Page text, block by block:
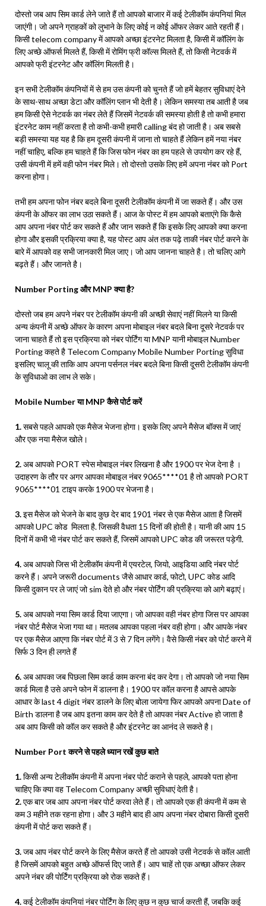
दोस्तो जब आप सिम कार्ड लेने जाते हैं तो आपको बाजार में कई टेलीकॉम कंपनियां मिल
जाएंगी। जो अपने ग्राहकों को लुभाने के लिए कोई न कोई ऑफर लेकर आते रहती हैं।
किसी telecom company में आपको अच्छा इंटरनेट मिलता है, किसी में कॉलिंग के
लिए अच्छे ऑफर्स मिलते हैं, किसी में रोमिंग फ्री कॉल्स मिलते हैं, तो किसी नेटवर्क में
आपको फ्री इंटरनेट और कॉलिंग मिलती है।
इन सभी टेलीकॉम कंपनियों में से हम उस कंपनी को चुनते हैं जो हमें बेहतर सुविधाएं देने
के साथ-साथ अच्छा डेटा और कॉलिंग प्लान भी देती है। लेकिन समस्या तब आती है जब
हम किसी ऐसे नेटवर्क का नंबर लेते हैं जिसमें नेटवर्क की समस्या होती है तो कभी हमारा
इंटरनेट काम नहीं करता है तो कभी-कभी हमारी calling बंद हो जाती है। अब सबसे
बड़ी समस्या यह यह है कि हम दूसरी कंपनी में जाना तो चाहते हैं लेकिन हमें नया नंबर
नहीं चाहिए, बल्कि हम चाहते हैं कि जिस फोन नंबर का हम पहले से उपयोग कर रहे हैं,
उसी कंपनी में हमें वही फोन नंबर मिले। तो दोस्तो उसके लिए हमें अपना नंबर को Port
करना होगा।
तभी हम अपना फोन नंबर बदले बिना दूसरी टेलीकॉम कंपनी में जा सकते हैं। और उस
कंपनी के ऑफर का लाभ उठा सकते हैं। आज के पोस्ट में हम आपको बताएंगे कि कैसे
आप अपना नंबर पोर्ट कर सकते हैं और जान सकते हैं कि इसके लिए आपको क्या करना
होगा और इसकी प्रक्रिया क्या है, यह पोस्ट आप अंत तक पढ़े ताकी नंबर पोर्ट करने के
बारे में आपको वह सभी जानकारी मिल जाए। जो आप जानना चाहते है। तो चलिए आगे
बढ़ते हैं। और जानते है।
Number Porting और MNP क्या है?
दोस्तो जब हम अपने नंबर पर टेलीकॉम कंपनी की अच्छी सेवाएं नहीं मिलने या किसी
अन्य कंपनी में अच्छे ऑफर के कारण अपना मोबाइल नंबर बदले बिना दूसरे नेटवर्क पर
जाना चाहते हैं तो इस प्रक्रिया को नंबर पोर्टिंग या MNP यानी मोबाइल Number
Porting कहते है Telecom Company Mobile Number Porting सुविधा
इसलिए चालू की ताकि आप अपना पर्सनल नंबर बदले बिना किसी दूसरी टेलीकॉम कंपनी
के सुविधाओ का लाभ ले सके।
Mobile Number या MNP कैसे पोर्ट करें
1.सबसे पहले आपको एक मैसेज भेजना होगा। इसके लिए अपने मैसेज बॉक्स में जाएं
और एक नया मैसेज खोले।
2.अब आपको PORT स्पेस मोबाइल नंबर लिखना है और 1900 पर भेज देना है ।
उदाहरण के तौर पर अगर आपका मोबाइल नंबर 9065****01 है तो आपको PORT
9065****01 टाइप करके 1900 पर भेजना है।
3.इस मैसेज को भेजने के बाद कुछ देर बाद 1901 नंबर से एक मैसेज आता है जिसमें
आपको UPC कोड मिलता है. जिसकी वैधता 15 दिनों की होती है। यानी की आप 15
दिनों में कभी भी नंबर पोर्ट कर सकते हैं, जिसमें आपको UPC कोड की जरूरत पड़ेगी.
4.अब आपको जिस भी टेलीकॉम कंपनी में एयरटेल, जियो, आइडिया आदि नंबर पोर्ट
करने हैं। अपने जरूरी documents जैसे आधार कार्ड, फोटो, UPC कोड आदि
किसी दुकान पर ले जाएं जो sim देते हो और नंबर पोर्टिंग की प्रक्रिया को आगे बढ़ाएं।
5.अब आपको नया सिम कार्ड दिया जाएगा। जो आपका वही नंबर होगा जिस पर आपका
नंबर पोर्ट मैसेज भेजा गया था। मतलब आपका पहला नंबर वही होगा। और आपके नंबर
पर एक मैसेज आएगा कि नंबर पोर्ट में 3 से 7 दिन लगेंगे। वैसे किसी नंबर को पोर्ट करने में
सिर्फ 3 दिन ही लगते हैं
6.अब आपका जब पिछला सिम कार्ड काम करना बंद कर देगा। तो आपको जो नया सिम
कार्ड मिला है उसे अपने फोन में डालना है। 1900 पर कॉल करना है आपसे आपके
आधार के last 4 digit नंबर डालने के लिए बोला जायेगा फिर आपको अपना Date of
Birth डालना है जब आप इतना काम कर देते है तो आपका नंबर Active हो जाता है
अब आप किसी को कॉल कर सकते है और इंटरनेट का आनंद ले सकते है।
Number Port करने से पहले ध्यान रखें कुछ बाते
1.किसी अन्य टेलीकॉम कंपनी में अपना नंबर पोर्ट कराने से पहले, आपको पता होना
चाहिए कि क्या वह Telecom Company अच्छी सुविधाएं देती है।
2.एक बार जब आप अपना नंबर पोर्ट करवा लेते हैं। तो आपको एक ही कंपनी में कम से
कम 3 महीने तक रहना होगा। और 3 महीने बाद ही आप अपना नंबर दोबारा किसी दूसरी
कंपनी में पोर्ट करा सकते हैं।
3.जब आप नंबर पोर्ट करने के लिए मैसेज करते हैं तो आपको उसी नेटवर्क से कॉल आती
है जिसमें आपको बहुत अच्छे ऑफर्स दिए जाते हैं। आप चाहें तो एक अच्छा ऑफर लेकर
अपने नंबर की पोर्टिंग प्रक्रिया को रोक सकते हैं।
4.कई टेलीकॉम कंपनियां नंबर पोर्टिंग के लिए कुछ न कुछ चार्ज करती हैं, जबकि कई